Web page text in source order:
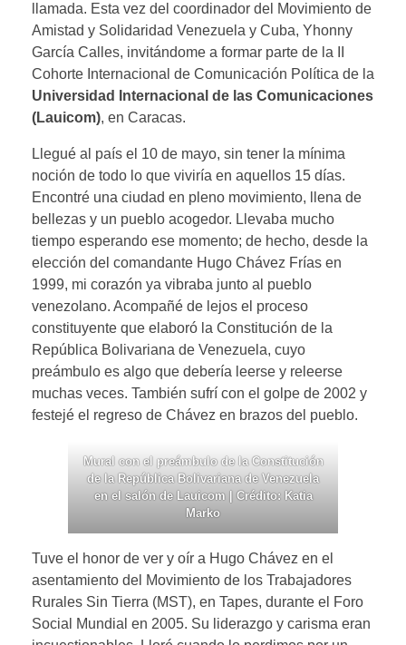
llamada. Esta vez del coordinador del Movimiento de
Amistad y Solidaridad Venezuela y Cuba, Yhonny
García Calles, invitándome a formar parte de la II
Cohorte Internacional de Comunicación Política de la
Universidad Internacional de las Comunicaciones
(Lauicom), en Caracas.
Llegué al país el 10 de mayo, sin tener la mínima
noción de todo lo que viviría en aquellos 15 días.
Encontré una ciudad en pleno movimiento, llena de
bellezas y un pueblo acogedor. Llevaba mucho
tiempo esperando ese momento; de hecho, desde la
elección del comandante Hugo Chávez Frías en
1999, mi corazón ya vibraba junto al pueblo
venezolano. Acompañé de lejos el proceso
constituyente que elaboró la Constitución de la
República Bolivariana de Venezuela, cuyo
preámbulo es algo que debería leerse y releerse
muchas veces. También sufrí con el golpe de 2002 y
festejé el regreso de Chávez en brazos del pueblo.
Mural con el preámbulo de la Constitución
de la República Bolivariana de Venezuela
en el salón de Lauicom | Crédito: Katia
Marko
Tuve el honor de ver y oír a Hugo Chávez en el
asentamiento del Movimiento de los Trabajadores
Rurales Sin Tierra (MST), en Tapes, durante el Foro
Social Mundial en 2005. Su liderazgo y carisma eran